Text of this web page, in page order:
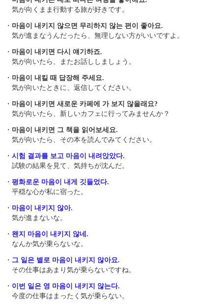
気が向くまま行動する旅が好きです。
・ 마음이 내키지 않으면 무리하지 않는 편이 좋아요.
気が進まなうんだったら、無理しない方がいいですよ。
・ 마음이 내키면 다시 얘기하죠.
気が向いたら、またお話ししましょう。
・ 마음이 내킬 때 답장해 주세요.
気が向いたときに、返信してください。
・ 마음이 내키면 새로운 카페에 가 보지 않을래요?
気が向いたら、新しいカフェに行ってみませんか？
・ 마음이 내키면 그 책을 읽어보세요.
気が向いたら、その本を読んでみてください。
・ 시험 결과를 보고 마음이 내려앉았다.
試験の結果を見て、気持ちが沈んだ。
・ 평화로운 마음이 내게 깃들었다.
平穏な心が私に宿った。
・ 마음이 내키지 않아.
気が進まないな。
・ 왠지 마음이 내키지 않네.
なんか気が乗らないな。
・ 그 일은 별로 마음이 내키지 않아요.
その仕事はあまり気が乗らないですね。
・ 이번 일은 영 마음이 내키지 않는다.
今度の仕事はまったく気が乗らない。